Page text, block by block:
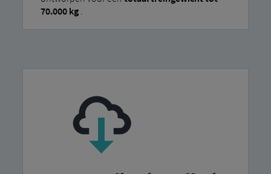
70.000 kg.